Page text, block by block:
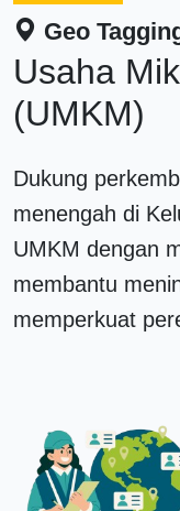
Geo
Usaha
(UMKM)
Dukung
menengah di
UMKM dengan
membantu
memperkuat